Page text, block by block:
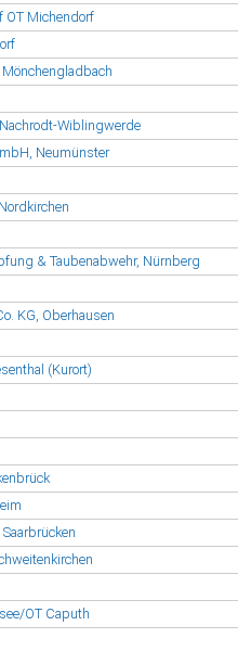
OT Michendorf
Wiblingwerde
Neumünster
& Taubenabwehr, Nürnberg
KG, Oberhausen
(Kurort)
OT Caputh